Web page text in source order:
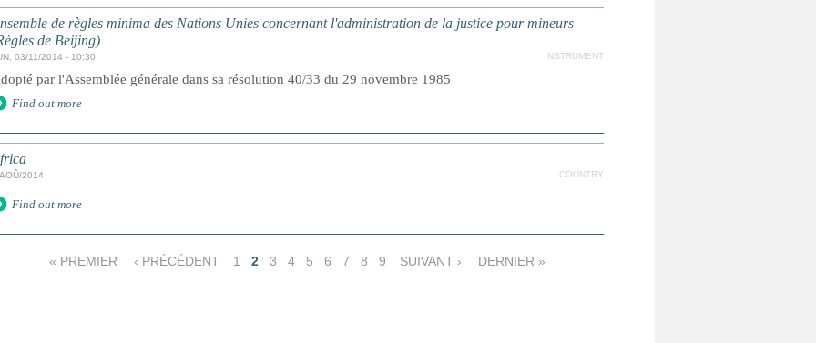
de règles minima des Nations Unies concernant l'administration de la justice pour mineurs
de Beijing)
03/11/2014 - 10:30 INSTRUMENT
par l'Assemblée générale dans sa résolution 40/33 du 29 novembre 1985
Find out more
2014 COUNTRY
Find out more
« PREMIER ‹ PRÉCÉDENT 1 2 3 4 5 6 7 8 9 SUIVANT › DERNIER »